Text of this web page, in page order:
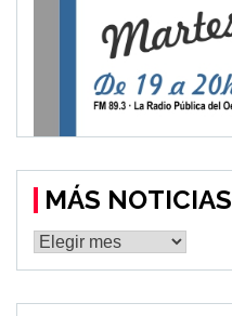
MÁS NOTICIAS
MÁS
NOTICIAS